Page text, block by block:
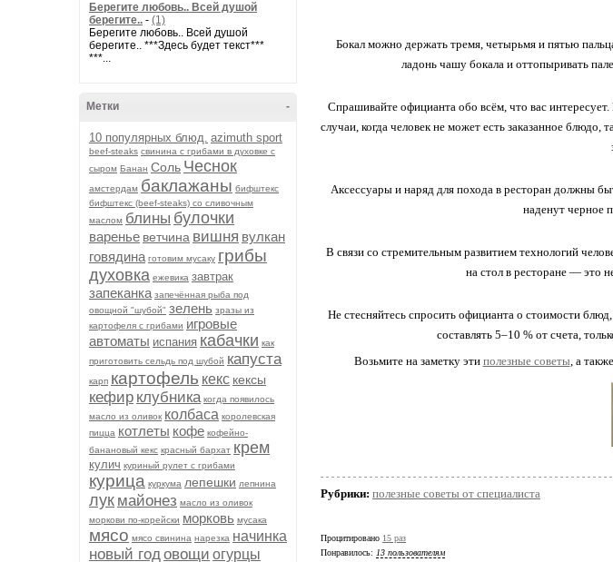
Берегите любовь.. Всей душой
берегите.. - (1)
Берегите любовь.. Всей душой
берегите.. ***Здесь будет текст***
***...
-
Метки
10 популярных блюд. azimuth sport
beef-stеаks cвинина с грибами в духовке с
сыром Банан Соль Чеснок
амстердам баклажаны бифштекс
бифштекс (beef-stеаks) со сливочным
маслом блины булочки
варенье ветчина вишня вулкан
говядина готовим мусаку грибы
духовка ежевика завтрак
запеканка запечённая рыба под
овощной "шубой" зелень зразы из
картофеля с грибами игровые
автоматы испания кабачки как
приготовить сельдь под шубой капуста
карп картофель кекс кексы
кефир клубника когда появилось
масло из оливок колбаса королевская
пицца котлеты кофе кофейно-
банановый кекс красный бархат крем
кулич куриный рулет с грибами
курица куркума лепешки лепнина
лук майонез масло из оливок
моркови по-корейски морковь мусака
мясо мясо свинина нарезка начинка
новый годовощи огурцы
Бокал можно держать тремя, четырьмя и пятью
ладонь чашу бокала и оттопыривать
Спрашивайте официанта обо всём, что вас
случаи, когда человек не может есть заказанное блюдо,
Аксессуары и наряд для похода в ресторан должны
наденут черное
В связи со стремительным развитием технологий
на стол в ресторане — это
Не стесняйтесь спросить официанта о стоимости
составлять 5–10 % от счета,
Возьмите на заметку эти полезные советы, а
Рубрики: полезные советы от специалиста
Процитировано 15 раз
Понравилось: 13 пользователям